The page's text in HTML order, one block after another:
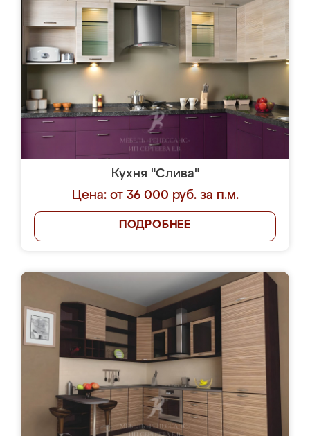
Кухня "Слива"
Цена: от 36 000 руб. за п.м.
ПОДРОБНЕЕ